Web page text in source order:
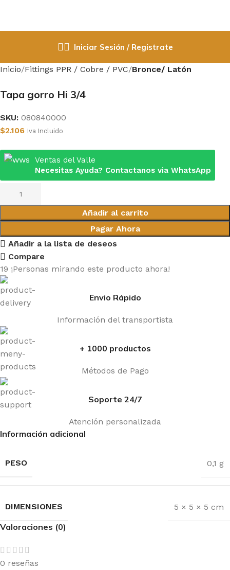
Iniciar Sesión / Registrate
Inicio Fittings PPR / Cobre / PVC Bronce/ Latón
Tapa gorro Hi 3/4
SKU: 080840000
$2.106 Iva Incluido
Ventas del Valle
Necesitas Ayuda? Contactanos via WhatsApp
Añadir al carrito
Pagar Ahora
Añadir a la lista de deseos
Compare
19 ¡Personas mirando este producto ahora!
Envio Rápido
Información del transportista
+ 1000 productos
Métodos de Pago
Soporte 24/7
Atención personalizada
Información adicional
PESO 0,1 g
DIMENSIONES 5 × 5 × 5 cm
Valoraciones (0)
0 reseñas